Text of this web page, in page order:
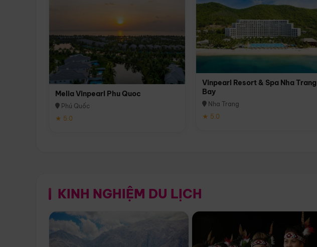
Melia Vinpearl Phu Quoc
Phú Quốc
★ 5.0
Vinpearl Resort & Spa Nha Trang
Bay
Nha Trang
★ 5.0
KINH NGHIỆM DU LỊCH